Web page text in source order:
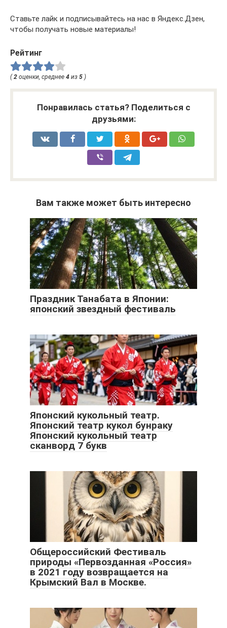
Ставьте лайк и подписывайтесь на нас в Яндекс.Дзен,
чтобы получать новые материалы!
Рейтинг
(2 оценки, среднее 4 из 5 )
Понравилась статья? Поделиться с
друзьями:
Вам также может быть интересно
Праздник Танабата в Японии:
японский звездный фестиваль
Японский кукольный театр.
Японский театр кукол бунраку
Японский кукольный театр
сканворд 7 букв
Общероссийский Фестиваль
природы «Первозданная «Россия»
в 2021 году возвращается на
Крымский Вал в Москве.